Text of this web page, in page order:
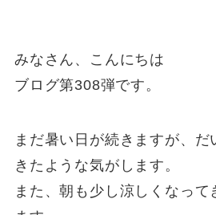
みなさん、こんにちは
ブログ第308弾です。
まだ暑い日が続きますが、だ
きたような気がします。
また、朝も少し涼しくなって